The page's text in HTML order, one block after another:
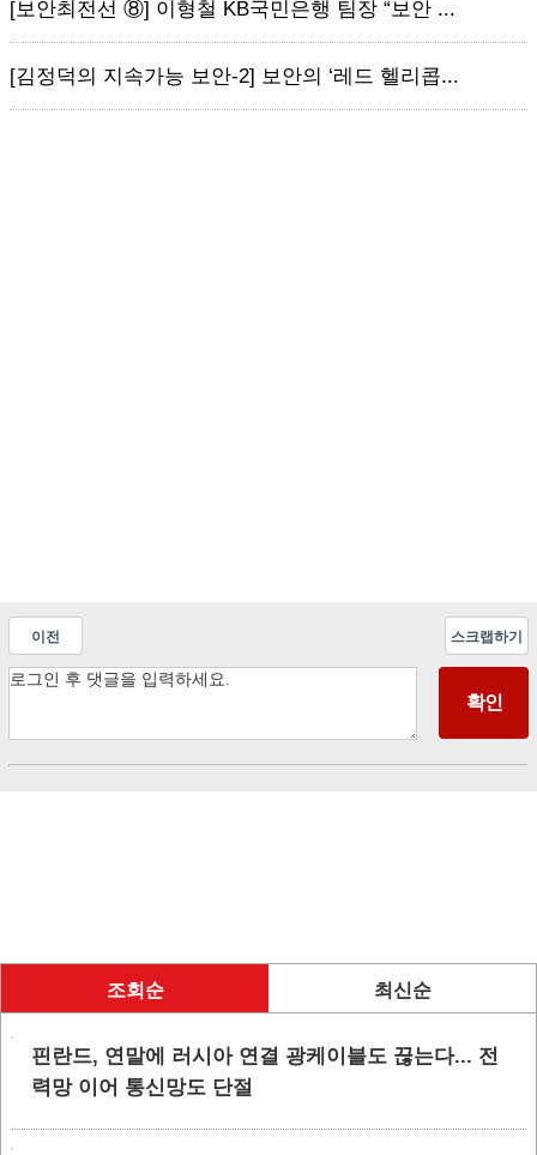
[보안최전선 ⑧] 이형철 KB국민은행 팀장 “보안 ...
[김정덕의 지속가능 보안-2] 보안의 ‘레드 헬리콥...
이전 스크랩하기
조회순 최신순
핀란드, 연말에 러시아 연결 광케이블도 끊는다... 전
력망 이어 통신망도 단절